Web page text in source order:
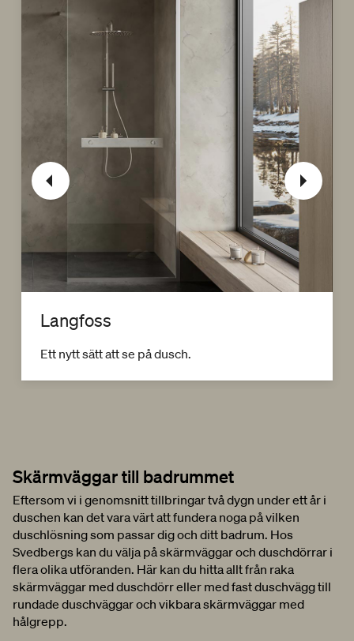
Langfoss
Ett nytt sätt att se på dusch.
Skärmväggar till badrummet
Eftersom vi i genomsnitt tillbringar två dygn under ett år i
duschen kan det vara värt att fundera noga på vilken
duschlösning som passar dig och ditt badrum. Hos
Svedbergs kan du välja på skärmväggar och duschdörrar i
flera olika utföranden. Här kan du hitta allt från raka
skärmväggar med duschdörr eller med fast duschvägg till
rundade duschväggar och vikbara skärmväggar med
hålgrepp.